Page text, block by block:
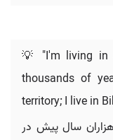
💡 "I'm living in
thousands of
territory; I live in
سال پیش در